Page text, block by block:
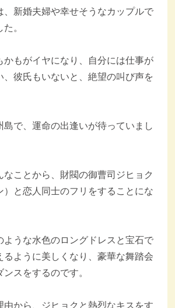
新婚夫婦や幸せそうなカップルで
。
もがイヤになり、自分には仕事が
、彼氏もいないと、絶望の叫び声を
で、運命の出逢いが待っていまし
ことから、財閥の御曹司ジヒョク
）と恋人同士のフリをすることにな
うな水色のロングドレスと宝石で
るように美しくなり、豪華な舞踏会
スをするのです。
から、ジヒョクと熱烈なキスをす